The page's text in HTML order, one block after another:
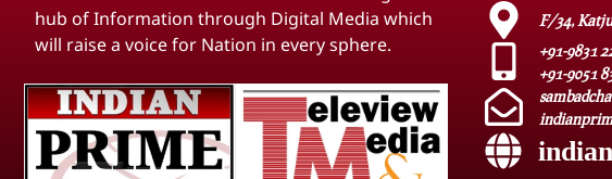
hub of Information through Digital Media which
will raise a voice for Nation in every sphere.
F/34,
+91-9831
+91-9051